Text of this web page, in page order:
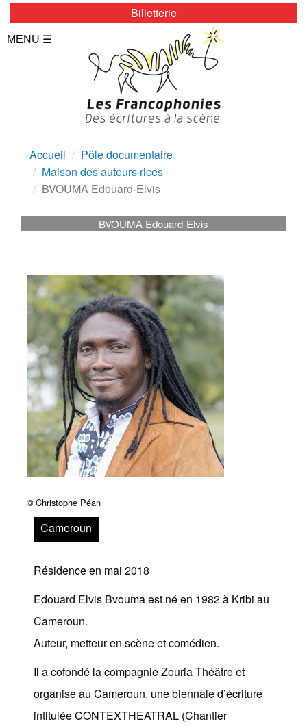
LES ZÉBRURES
Programmation/Calendrier
Presse
Tarifs
Programmation/calendrier
Espace Presse
Archives
MAISON DES AUTEURS·RICES
Présentation
Les résidences
Prix littéraires
ACTIONS CULTURELLES
Les Zébrures d’automne
Les Zébrures du printemps
Archives numériques
Billetterie
MENU ☰
Accueil
Pôle documentaire
Maison des auteurs·rices
BVOUMA Edouard-Elvis
BVOUMA Edouard-Elvis
© Christophe Péan
Cameroun
Résidence en mai 2018
Edouard Elvis Bvouma est né en 1982 à Kribi au
Cameroun.
Auteur, metteur en scène et comédien.
Il a cofondé la compagnie Zouria Théâtre et
organise au Cameroun, une biennale d’écriture
intitulée CONTEXTHEATRAL (Chantier